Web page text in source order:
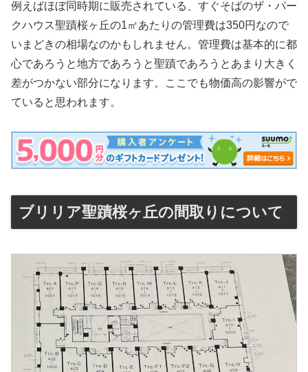
例えばほぼ同時期に販売されている、すぐそばのザ・パー
クハウス聖蹟桜ヶ丘の1㎡あたりの管理費は350円なので
いまどきの相場なのかもしれません。管理費は基本的に都
心であろうと地方であろうと聖蹟であろうとあまり大きく
差がつかない部分になります。ここでも物価高の影響がで
ていると思われます。
ブリリア聖蹟桜ヶ丘の間取りについて